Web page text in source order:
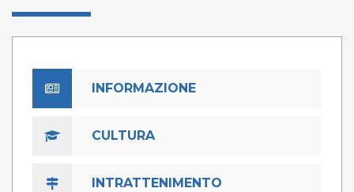
INFORMAZIONE
CULTURA
INTRATTENIMENTO